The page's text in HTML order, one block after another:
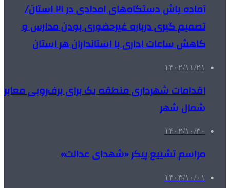
آماده باش دستگاه‌های امدادی در ۲۱ استان/
تصمیم گیری درباره غیرحضوری بودن مدارس و
کاهش ساعات اداری با استانداران هر استان
۱۴۰۲/۱۱/۲۱
اقدامات شهرداری منطقه یک برای برف‌روبی معابر
شمال شهر
۱۴۰۲/۱۰/۳۰
مراسم تشییع پیکر «شهدای عدالت»
۱۴۰۳/۱۰/۰۱